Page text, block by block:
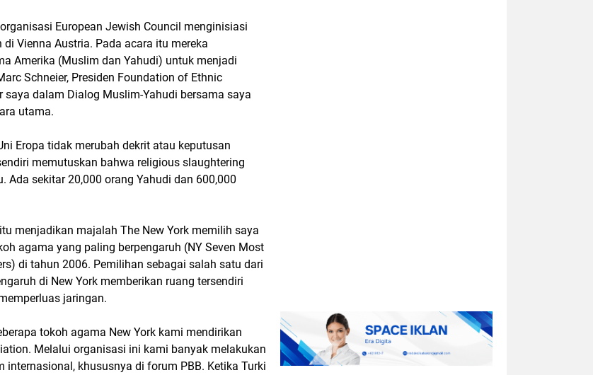
European Jewish Council menginisiasi
Vienna Austria. Pada acara itu mereka
Amerika (Muslim dan Yahudi) untuk menjadi
Schneier, Presiden Foundation of Ethnic
saya dalam Dialog Muslim-Yahudi bersama saya
utama.
Eropa tidak merubah dekrit atau keputusan
memutuskan bahwa religious slaughtering
Ada sekitar 20,000 orang Yahudi dan 600,000
menjadikan majalah The New York memilih saya
agama yang paling berpengaruh (NY Seven Most
di tahun 2006. Pemilihan sebagai salah satu dari
di New York memberikan ruang tersendiri
jaringan.
tokoh agama New York kami mendirikan
Melalui organisasi ini kami banyak melakukan
internasional, khususnya di forum PBB. Ketika Turki